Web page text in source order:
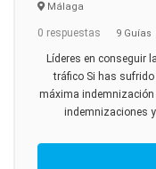
Málaga
0 respuestas 9 Guías
Líderes en conseguir
tráfico Si has
máxima indemnización
indemnizaciones